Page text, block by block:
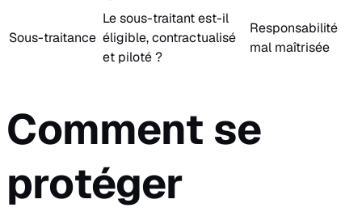
Sous-traitance
Le sous-traitant est-il
éligible, contractualisé
et piloté ?
Responsabilité
mal maîtrisée
Comment se
protéger